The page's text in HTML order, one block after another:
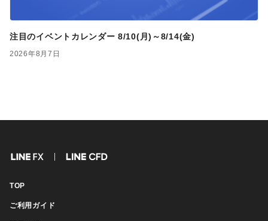
注目のイベントカレンダー 8/10(月)～8/14(金)
2026年8月7日
TOP
ご利用ガイド